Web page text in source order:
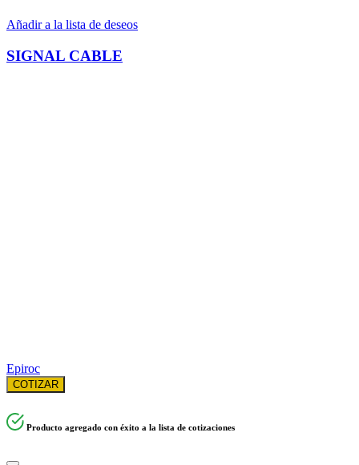
Añadir a la lista de deseos
SIGNAL CABLE
Epiroc
COTIZAR
Producto agregado con éxito a la lista de cotizaciones